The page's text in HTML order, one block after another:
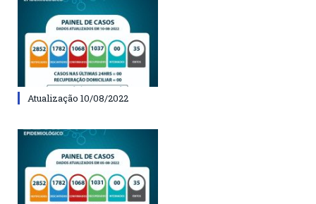
Atualização 10/08/2022